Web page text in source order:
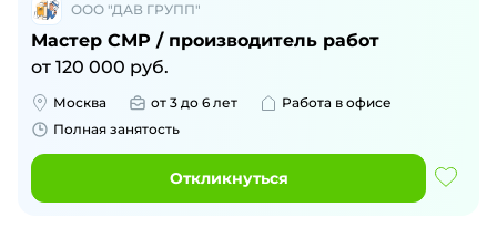
ООО "ДАВ ГРУПП"
Мастер СМР / производитель работ
от 120 000 руб.
Москва от 3 до 6 лет
Работа в офисе
Полная занятость
Откликнуться